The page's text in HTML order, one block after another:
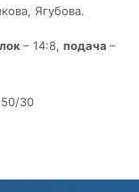
Ягубова.
– 14:8, подача –
30